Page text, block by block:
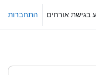
אורחים התחברות